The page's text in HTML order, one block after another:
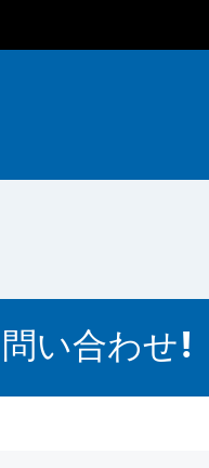
い合わせ!